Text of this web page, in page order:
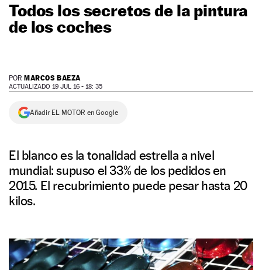
MOTOS
TECNOLOGÍA
SERVICIOS
NEWSLETTER
Todos los secretos de la pintura
de los coches
POR MARCOS BAEZA
ACTUALIZADO 19 JUL 16 - 18: 35
Añadir EL MOTOR en Google
El blanco es la tonalidad estrella a nivel
mundial: supuso el 33% de los pedidos en
2015. El recubrimiento puede pesar hasta 20
kilos.